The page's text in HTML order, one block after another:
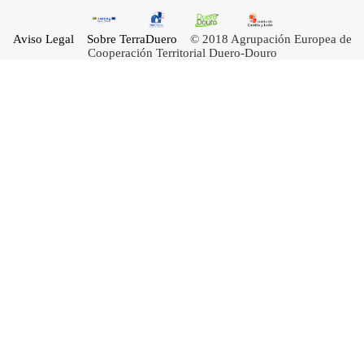
Aviso Legal Sobre TerraDuero © 2018 Agrupación Europea de
Cooperación Territorial Duero-Douro